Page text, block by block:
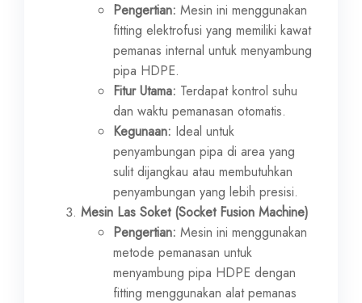
Pengertian: Mesin ini menggunakan
fitting elektrofusi yang memiliki kawat
pemanas internal untuk menyambung
pipa HDPE.
Fitur Utama: Terdapat kontrol suhu
dan waktu pemanasan otomatis.
Kegunaan: Ideal untuk
penyambungan pipa di area yang
sulit dijangkau atau membutuhkan
penyambungan yang lebih presisi.
Mesin Las Soket (Socket Fusion Machine)
Pengertian: Mesin ini menggunakan
metode pemanasan untuk
menyambung pipa HDPE dengan
fitting menggunakan alat pemanas